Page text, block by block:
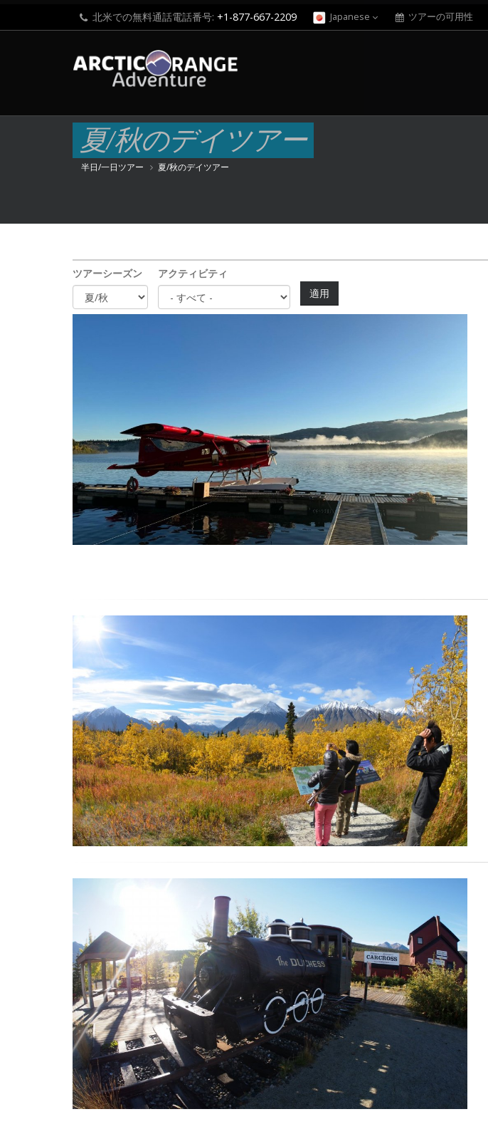
北米での無料通話電話番号: +1-877-667-2209 Japanese ツアーの可用性
夏/秋のデイツアー
半日/一日ツアー 夏/秋のデイツアー
ツアーシーズン アクティビティ